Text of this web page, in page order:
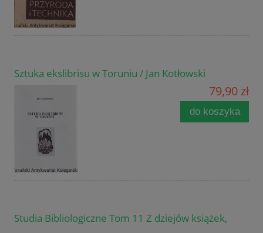
Sztuka ekslibrisu w Toruniu / Jan Kotłowski
79,90 zł
do koszyka
Studia Bibliologiczne Tom 11 Z dziejów książek,